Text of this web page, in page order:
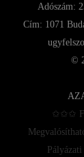
Adószám:
Cím: 1071
©
✩✩✩